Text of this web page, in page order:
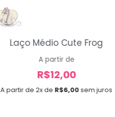
A partir de 2x de R$6,00sem juros
Laço Médio Cute Frog
A partir de
R$12,00